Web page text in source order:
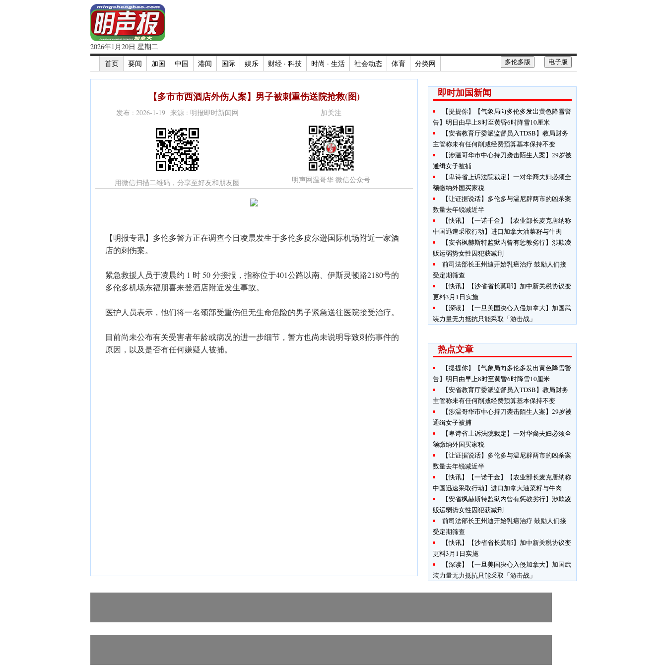
2026年1月20日 星期二
首页
要闻 加国 中国 港闻 国际 娱乐 财经 · 科技 时尚 · 生活 社会动态 体育 分类网 电子版
多伦多版
【多市市西酒店外伤人案】男子被刺重伤送院抢救(图)
发布 : 2026-1-19 来源 : 明报即时新闻网
用微信扫描二维码，分享至好友和朋友圈
加关注
明声网温哥华 微信公众号
【明报专讯】多伦多警方正在调查今日凌晨发生于多伦多皮尔逊国际机场附近一家酒
店的刺伤案。
紧急救援人员于凌晨约 1 时 50 分接报，指称位于401公路以南、伊斯灵顿路2180号的
多伦多机场东福朋喜来登酒店附近发生事故。
医护人员表示，他们将一名颈部受重伤但无生命危险的男子紧急送往医院接受治疗。
目前尚未公布有关受害者年龄或病况的进一步细节，警方也尚未说明导致刺伤事件的
原因，以及是否有任何嫌疑人被捕。
即时加国新闻
【提提你】【气象局向多伦多发出黄色降雪警
告】明日由早上8时至黄昏6时降雪10厘米
【安省教育厅委派监督员入TDSB】教局财务
主管称未有任何削减经费预算基本保持不变
【涉温哥华市中心持刀袭击陌生人案】29岁被
通缉女子被捕
【卑诗省上诉法院裁定】一对华裔夫妇必须全
额缴纳外国买家税
【让证据说话】多伦多与温尼辟两市的凶杀案
数量去年锐减近半
【快讯】【一诺千金】【农业部长麦克唐纳称
中国迅速采取行动】进口加拿大油菜籽与牛肉
【安省枫赫斯特监狱内曾有惩教劣行】涉欺凌
贩运弱势女性囚犯获减刑
前司法部长王州迪开始乳癌治疗 鼓励人们接
受定期筛查
【快讯】【沙省省长莫耶】加中新关税协议变
更料3月1日实施
【深读】【一旦美国决心入侵加拿大】加国武
装力量无力抵抗只能采取「游击战」
热点文章
【提提你】【气象局向多伦多发出黄色降雪警
告】明日由早上8时至黄昏6时降雪10厘米
【安省教育厅委派监督员入TDSB】教局财务
主管称未有任何削减经费预算基本保持不变
【涉温哥华市中心持刀袭击陌生人案】29岁被
通缉女子被捕
【卑诗省上诉法院裁定】一对华裔夫妇必须全
额缴纳外国买家税
【让证据说话】多伦多与温尼辟两市的凶杀案
数量去年锐减近半
【快讯】【一诺千金】【农业部长麦克唐纳称
中国迅速采取行动】进口加拿大油菜籽与牛肉
【安省枫赫斯特监狱内曾有惩教劣行】涉欺凌
贩运弱势女性囚犯获减刑
前司法部长王州迪开始乳癌治疗 鼓励人们接
受定期筛查
【快讯】【沙省省长莫耶】加中新关税协议变
更料3月1日实施
【深读】【一旦美国决心入侵加拿大】加国武
装力量无力抵抗只能采取「游击战」